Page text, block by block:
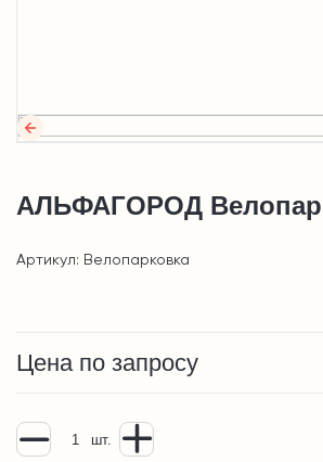
АЛЬФАГОРОД
Артикул: Велопарковка
Цена по запросу
шт.